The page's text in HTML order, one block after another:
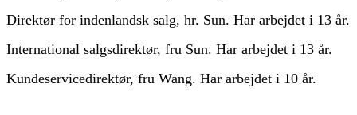
Direktør for indenlandsk salg, hr. Sun. Har arbejdet i 13 år.
International salgsdirektør, fru Sun. Har arbejdet i 13 år.
Kundeservicedirektør, fru Wang. Har arbejdet i 10 år.